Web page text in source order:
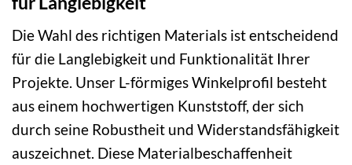
Die Wahl des richtigen Materials ist entscheidend
für die Langlebigkeit und Funktionalität Ihrer
Projekte. Unser L-förmiges Winkelprofil besteht
aus einem hochwertigen Kunststoff, der sich
durch seine Robustheit und Widerstandsfähigkeit
auszeichnet. Diese Materialbeschaffenheit